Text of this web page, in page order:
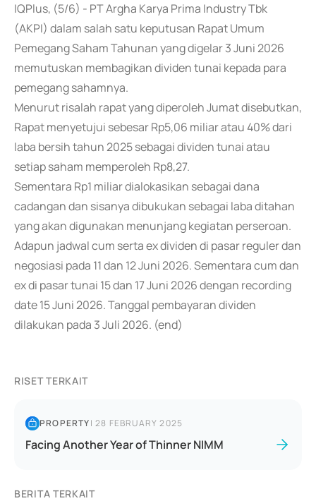
IQPlus, (5/6) - PT Argha Karya Prima Industry Tbk
(AKPI) dalam salah satu keputusan Rapat Umum
Pemegang Saham Tahunan yang digelar 3 Juni 2026
memutuskan membagikan dividen tunai kepada para
pemegang sahamnya.
Menurut risalah rapat yang diperoleh Jumat disebutkan,
Rapat menyetujui sebesar Rp5,06 miliar atau 40% dari
laba bersih tahun 2025 sebagai dividen tunai atau
setiap saham memperoleh Rp8,27.
Sementara Rp1 miliar dialokasikan sebagai dana
cadangan dan sisanya dibukukan sebagai laba ditahan
yang akan digunakan menunjang kegiatan perseroan.
Adapun jadwal cum serta ex dividen di pasar reguler dan
negosiasi pada 11 dan 12 Juni 2026. Sementara cum dan
ex di pasar tunai 15 dan 17 Juni 2026 dengan recording
date 15 Juni 2026. Tanggal pembayaran dividen
dilakukan pada 3 Juli 2026. (end)
RISET TERKAIT
PROPERTY|28 FEBRUARY 2025
Facing Another Year of Thinner NIMM
BERITA TERKAIT